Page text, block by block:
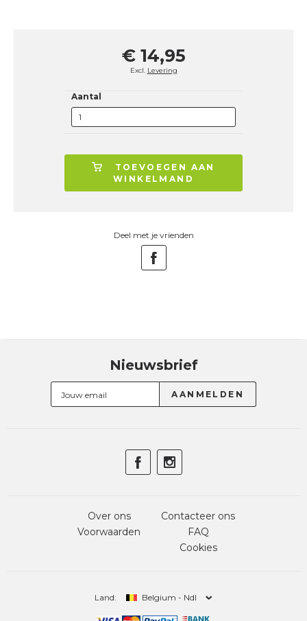
€ 14,95
Excl. Levering
Aantal
TOEVOEGEN AAN
WINKELMAND
Deel met je vrienden
Nieuwsbrief
Over ons
Voorwaarden
Contacteer ons
FAQ
Cookies
Land: Belgium - Ndl